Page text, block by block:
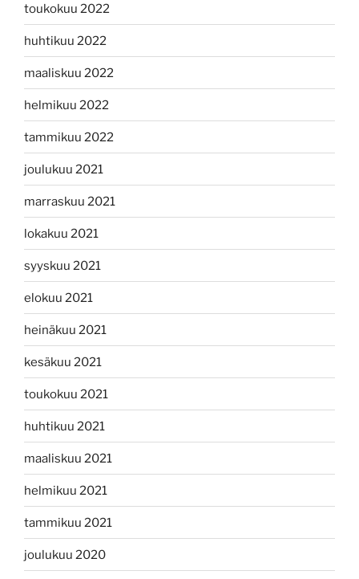
toukokuu 2022
huhtikuu 2022
maaliskuu 2022
helmikuu 2022
tammikuu 2022
joulukuu 2021
marraskuu 2021
lokakuu 2021
syyskuu 2021
elokuu 2021
heinäkuu 2021
kesäkuu 2021
toukokuu 2021
huhtikuu 2021
maaliskuu 2021
helmikuu 2021
tammikuu 2021
joulukuu 2020